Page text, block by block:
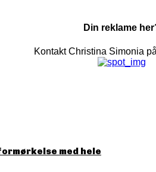
Din reklame
Kontakt Christina Simonia
med hele